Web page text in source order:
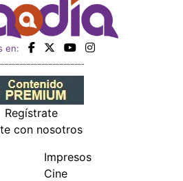
en:
Regístrate
con nosotros
Impresos
Cine